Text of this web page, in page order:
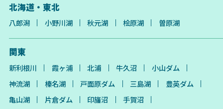
北海道・東北
八郎潟 小野川湖 秋元湖 桧原湖 曽原湖
関東
新利根川 霞ヶ浦 北浦 牛久沼
小山ダム
神流湖
榛名湖 戸面原ダム 三島湖
豊英ダム
亀山湖
片倉ダム 印旛沼
手賀沼